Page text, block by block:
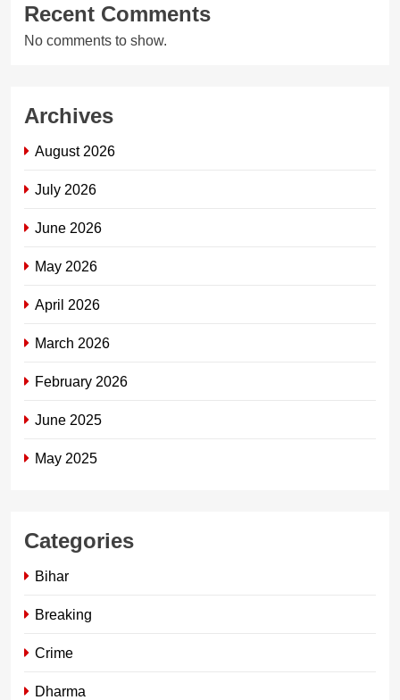
Recent Comments
No comments to show.
Archives
August 2026
July 2026
June 2026
May 2026
April 2026
March 2026
February 2026
June 2025
May 2025
Categories
Bihar
Breaking
Crime
Dharma